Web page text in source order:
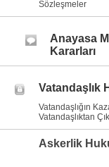
Sözleşmeler
Anayasa
Kararları
Vatandaşlık
Vatandaşlığın
Vatandaşlıktan
Askerlik